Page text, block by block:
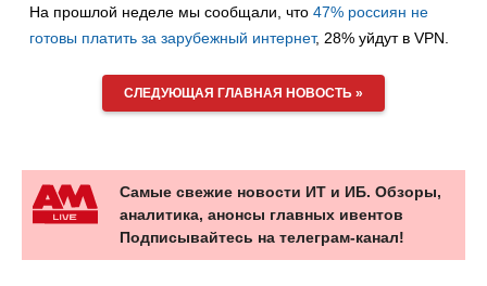
На прошлой неделе мы сообщали, что 47% россиян не
готовы платить за зарубежный интернет, 28% уйдут в VPN.
СЛЕДУЮЩАЯ ГЛАВНАЯ НОВОСТЬ »
Самые свежие новости ИТ и ИБ. Обзоры,
аналитика, анонсы главных ивентов
Подписывайтесь на телеграм-канал!